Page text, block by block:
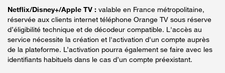
Netflix/Disney+/Apple TV : valable en France métropolitaine,
réservée aux clients internet téléphone Orange TV sous réserve
d’éligibilité technique et de décodeur compatible. L'accès au
service nécessite la création et l'activation d'un compte auprès
de la plateforme. L’activation pourra également se faire avec les
identifiants habituels dans le cas d’un compte préexistant.